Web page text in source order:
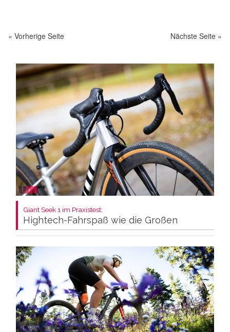
« Vorherige Seite Nächste Seite »
Giant Seek 1 im Praxistest:
Hightech-Fahrspaß wie die Großen